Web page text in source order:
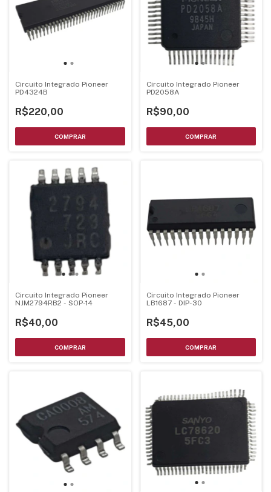
Circuito Integrado Pioneer
PD4324B
R$220,00
Circuito Integrado Pioneer
PD2058A
R$90,00
Circuito Integrado Pioneer
NJM2794RB2 - SOP-14
R$40,00
Circuito Integrado Pioneer
LB1687 - DIP-30
R$45,00